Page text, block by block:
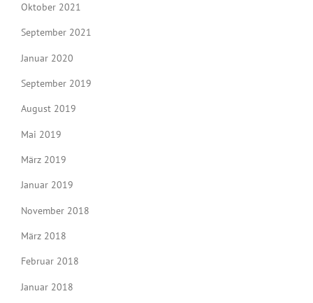
Oktober 2021
September 2021
Januar 2020
September 2019
August 2019
Mai 2019
März 2019
Januar 2019
November 2018
März 2018
Februar 2018
Januar 2018